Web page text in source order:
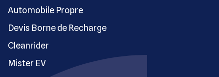
Automobile Propre
Devis Borne de Recharge
Cleanrider
Mister EV